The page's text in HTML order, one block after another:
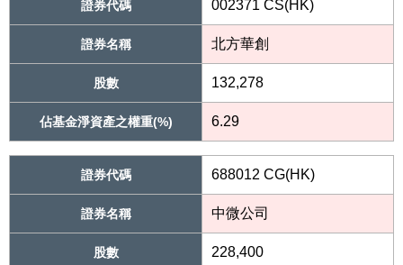
證券代碼 002371 CS(HK)
證券名稱 北方華創
股數 132,278
佔基金淨資產之權重(%) 6.29
證券代碼 688012 CG(HK)
證券名稱 中微公司
股數 228,400